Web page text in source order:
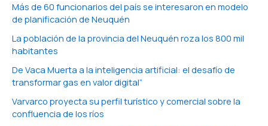
Más de 60 funcionarios del país se interesaron en modelo
de planificación de Neuquén
La población de la provincia del Neuquén roza los 800 mil
habitantes
De Vaca Muerta a la inteligencia artificial: el desafío de
transformar gas en valor digital”
Varvarco proyecta su perfil turístico y comercial sobre la
confluencia de los ríos